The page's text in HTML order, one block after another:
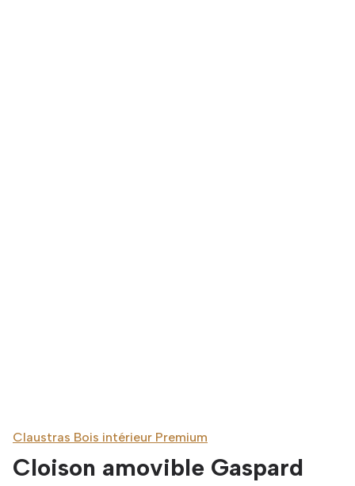
Claustras Bois intérieur Premium
Cloison amovible Gaspard